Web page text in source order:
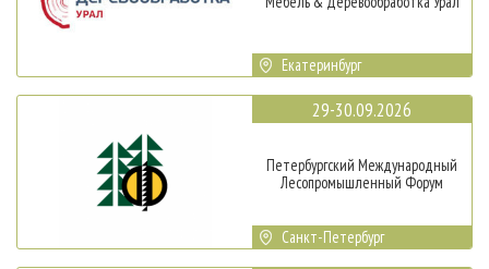
Екатеринбург
29-30.09.2026
Петербургский Международный
Лесопромышленный Форум
Санкт-Петербург